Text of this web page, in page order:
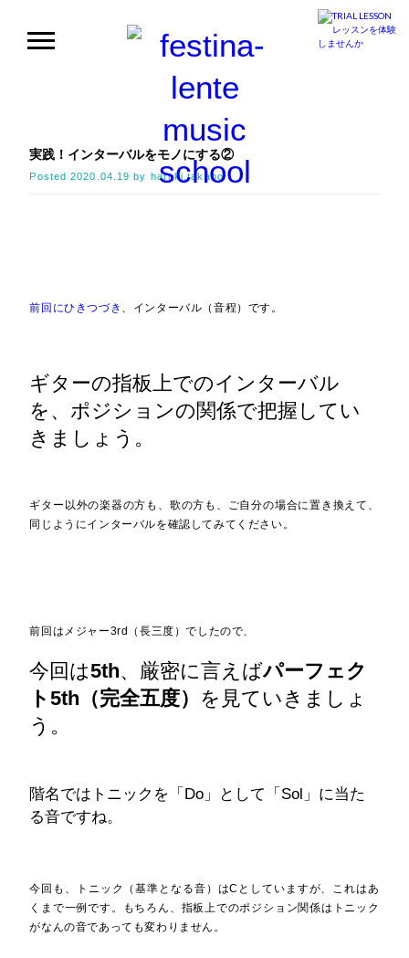
実践！インターバルをモノにする②
Posted2020.04.19 by haruki.takano
前回にひきつづき 、インターバル（音程）です。
ギターの指板上でのインターバル
を、ポジションの関係で把握してい
きましょう。
ギター以外の楽器の方も、歌の方も、ご自分の場合に置き換えて、
同じようにインターバルを確認してみてください。
前回はメジャー3rd（長三度）でしたので、
今回は5th、厳密に言えばパーフェク
ト5th（完全五度） を見ていきましょ
う。
階名ではトニックを「Do」として「Sol」に当た
る音ですね。
今回も、トニック（基準となる音）はCとしていますが、これはあ
くまで一例です。もちろん、指板上でのポジション関係はトニック
がなんの音であっても変わりません。